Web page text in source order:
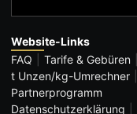
Website-Links
FAQ
Tarife & Gebüren
t Unzen/kg-Umrechner
Partnerprogramm
Datenschutzerklärung